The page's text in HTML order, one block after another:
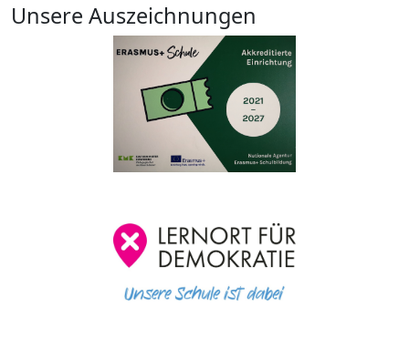
Unsere Auszeichnungen